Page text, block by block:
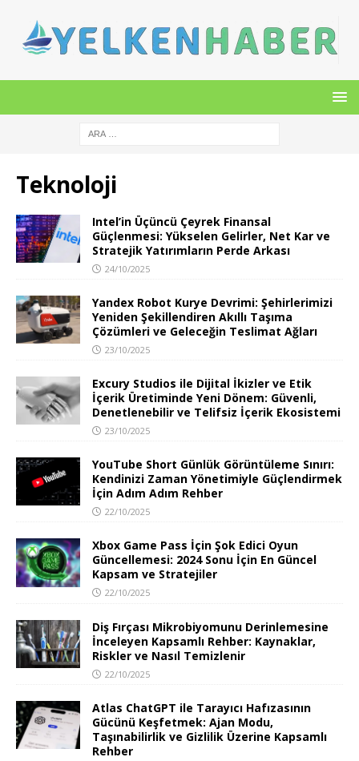
Teknoloji
Intel’in Üçüncü Çeyrek Finansal
Güçlenmesi: Yükselen Gelirler, Net Kar ve
Stratejik Yatırımların Perde Arkası
24/10/2025
Yandex Robot Kurye Devrimi: Şehirlerimizi
Yeniden Şekillendiren Akıllı Taşıma
Çözümleri ve Geleceğin Teslimat Ağları
23/10/2025
Excury Studios ile Dijital İkizler ve Etik
İçerik Üretiminde Yeni Dönem: Güvenli,
Denetlenebilir ve Telifsiz İçerik Ekosistemi
23/10/2025
YouTube Short Günlük Görüntüleme Sınırı:
Kendinizi Zaman Yönetimiyle Güçlendirmek
İçin Adım Adım Rehber
22/10/2025
Xbox Game Pass İçin Şok Edici Oyun
Güncellemesi: 2024 Sonu İçin En Güncel
Kapsam ve Stratejiler
22/10/2025
Diş Fırçası Mikrobiyomunu Derinlemesine
İnceleyen Kapsamlı Rehber: Kaynaklar,
Riskler ve Nasıl Temizlenir
22/10/2025
Atlas ChatGPT ile Tarayıcı Hafızasının
Gücünü Keşfetmek: Ajan Modu,
Taşınabilirlik ve Gizlilik Üzerine Kapsamlı
Rehber